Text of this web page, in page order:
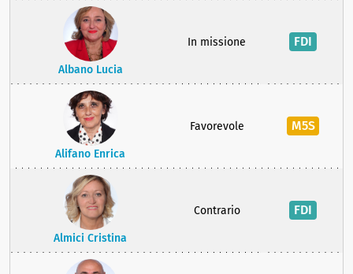
Albano Lucia
In missione FDI
Alifano Enrica
Favorevole M5S
Almici Cristina
Contrario FDI